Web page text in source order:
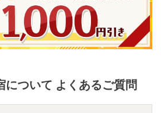
について よくあるご質問